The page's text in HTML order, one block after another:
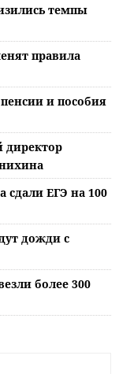
темпы
правила
и пособия
сдали ЕГЭ на 100
дожди с
более 300